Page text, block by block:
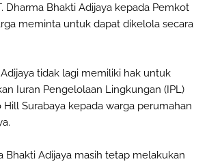
Dharma Bhakti Adijaya kepada Pemkot
meminta untuk dapat dikelola secara
tidak lagi memiliki hak untuk
Iuran Pengelolaan Lingkungan (IPL)
Surabaya kepada warga perumahan
Bhakti Adijaya masih tetap melakukan